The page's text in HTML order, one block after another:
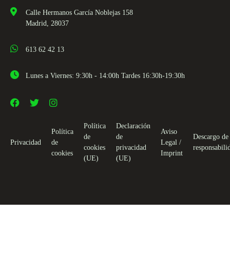
Calle Hermanos García Noblejas 158
Madrid, 28037
613 62 42 13
Lunes a Viernes: 9:30h - 14:00h Tardes 16:30h-19:30h
Privacidad
Política
de
cookies
Política
de
cookies
(UE)
Declaración
de
privacidad
(UE)
Aviso
Legal /
Imprint
Descargo de